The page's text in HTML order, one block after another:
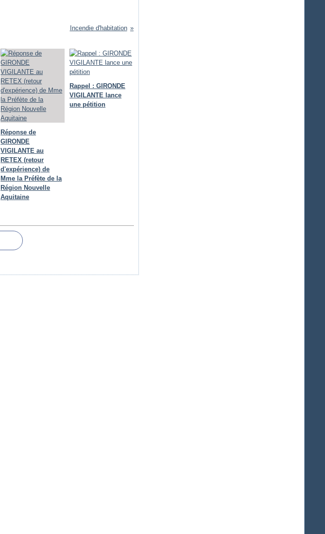
Incendie d'habitation
Réponse de
GIRONDE
VIGILANTE au
RETEX (retour
d'expérience) de
Mme la Préfète de la
Région Nouvelle
Aquitaine
Rappel : GIRONDE
VIGILANTE lance
une pétition